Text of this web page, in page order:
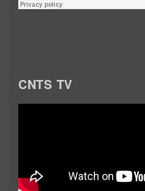
CNTS TV